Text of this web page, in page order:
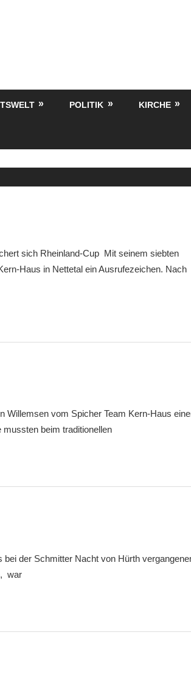
POLITIK KIRCHE
sich Rheinland-Cup Mit seinem siebten
Haus in Nettetal ein Ausrufezeichen. Nach
Willemsen vom Spicher Team Kern-Haus
beim traditionellen
der Schmitter Nacht von Hürth
war